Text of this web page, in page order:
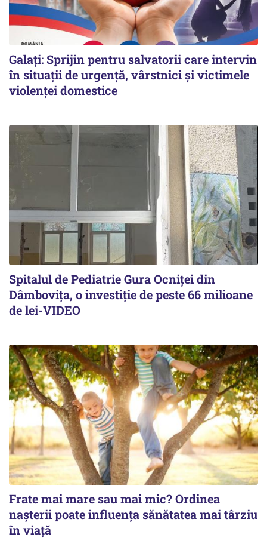
Galați: Sprijin pentru salvatorii care intervin
în situații de urgență, vârstnici și victimele
violenței domestice
Spitalul de Pediatrie Gura Ocniței din
Dâmbovița, o investiție de peste 66 milioane
de lei-VIDEO
Frate mai mare sau mai mic? Ordinea
nașterii poate influența sănătatea mai târziu
în viață